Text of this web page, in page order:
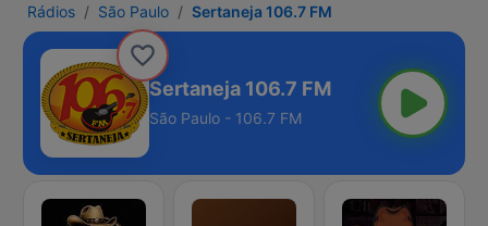
Rádios São Paulo Sertaneja 106.7 FM
Sertaneja 106.7 FM
São Paulo - 106.7 FM